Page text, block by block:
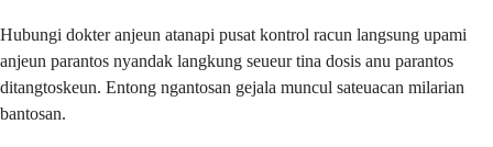
Hubungi dokter anjeun atanapi pusat kontrol racun langsung upami
anjeun parantos nyandak langkung seueur tina dosis anu parantos
ditangtoskeun. Entong ngantosan gejala muncul sateuacan milarian
bantosan.